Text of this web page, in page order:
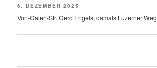
6. DEZEMBER 2025
Von-Galen-Str. Gerd Engels, damals Luzerner Weg